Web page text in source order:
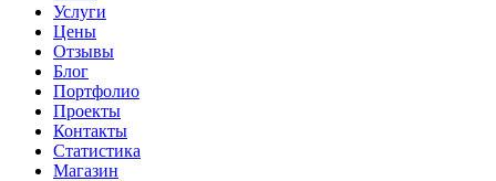
Услуги
Цены
Отзывы
Блог
Портфолио
Проекты
Контакты
Статистика
Магазин